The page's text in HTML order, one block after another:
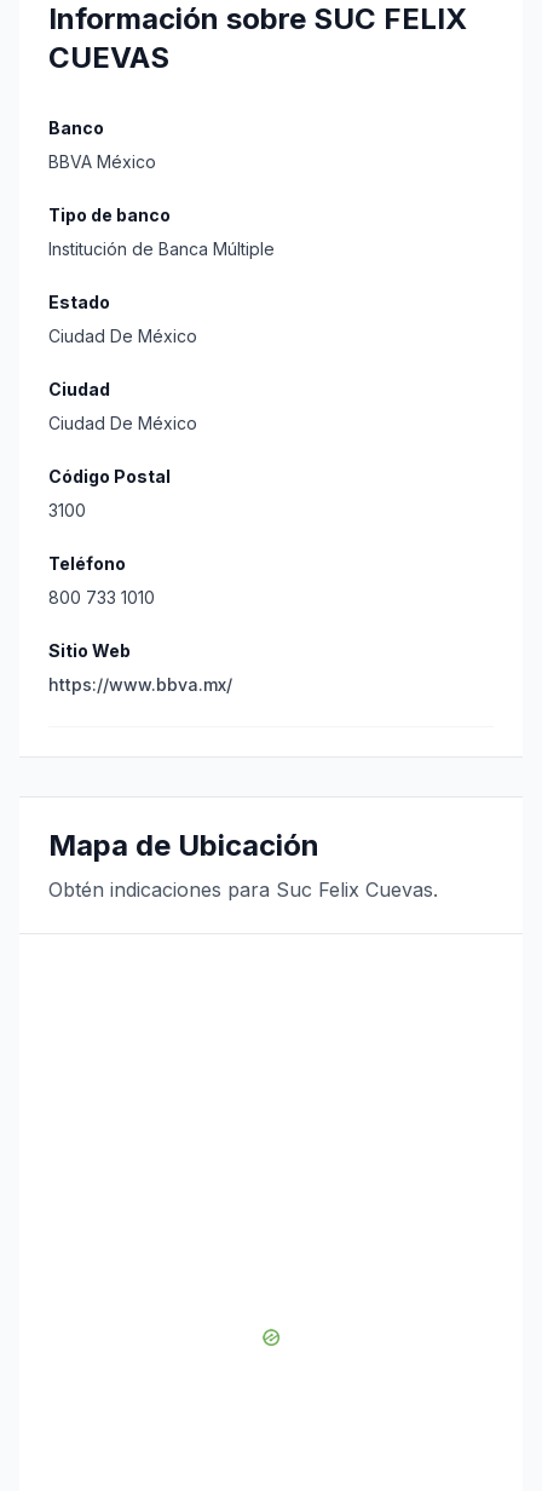
Información sobre SUC FELIX
CUEVAS
Banco
BBVA México
Tipo de banco
Institución de Banca Múltiple
Estado
Ciudad De México
Ciudad
Ciudad De México
Código Postal
3100
Teléfono
800 733 1010
Sitio Web
https://www.bbva.mx/
Mapa de Ubicación
Obtén indicaciones para Suc Felix Cuevas.